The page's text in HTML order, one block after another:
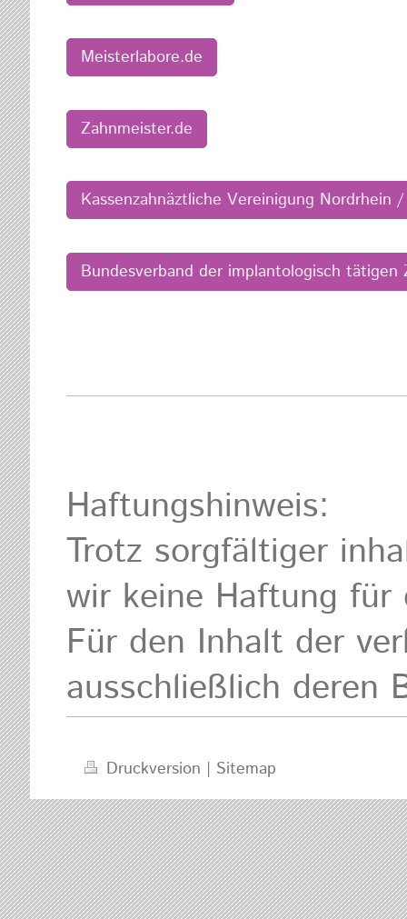
Meisterlabore.de
Zahnmeister.de
Kassenzahnäztliche Vereinigung Nordrhein
Bundesverband der implantologisch tätigen
Haftungshinweis:
Trotz sorgfältiger
wir keine Haftung
Für den Inhalt der
ausschließlich deren
Druckversion | Sitemap